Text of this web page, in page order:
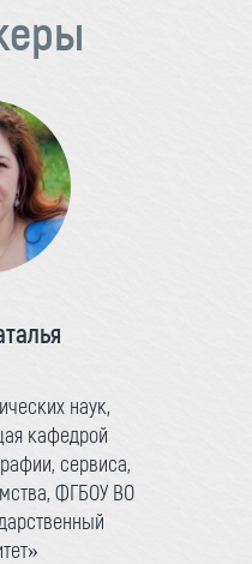
наук,
кафедрой
сервиса,
ФГБОУ ВО